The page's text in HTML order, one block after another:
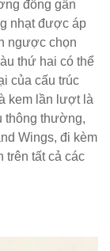
đồng gần
nhạt được áp
ngược chọn
thứ hai có thể
của cấu trúc
kem lần lượt là
thông thường,
Wings, đi kèm
trên tất cả các